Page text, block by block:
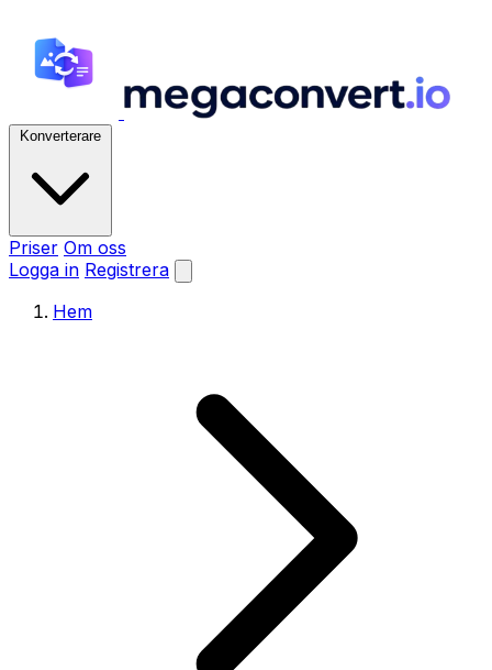
Konverterare
Priser Om oss
Logga in Registrera
Hem